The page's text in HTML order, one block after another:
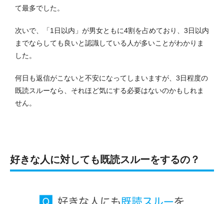
て最多でした。
次いで、「1日以内」が男女ともに4割を占めており、3日以内
までならしても良いと認識している人が多いことがわかりま
した。
何日も返信がこないと不安になってしまいますが、3日程度の
既読スルーなら、それほど気にする必要はないのかもしれま
せん。
好きな人に対しても既読スルーをするの？